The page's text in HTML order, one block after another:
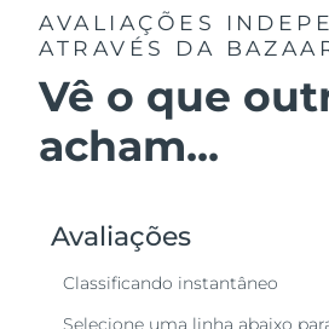
AVALIAÇÕES
ATRAVÉS DA
Vê o que
acham...